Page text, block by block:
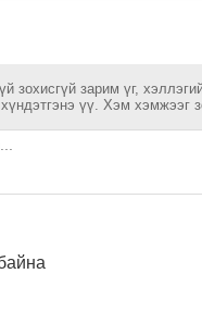
зарим үг,
үү. Хэм хэмжээг